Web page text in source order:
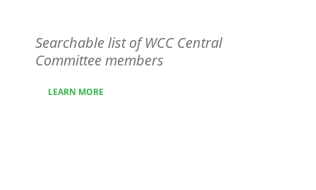
Searchable list of WCC Central
Committee members
LEARN MORE